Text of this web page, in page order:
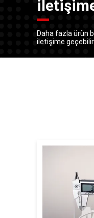
Daha fazla ürün
iletişime